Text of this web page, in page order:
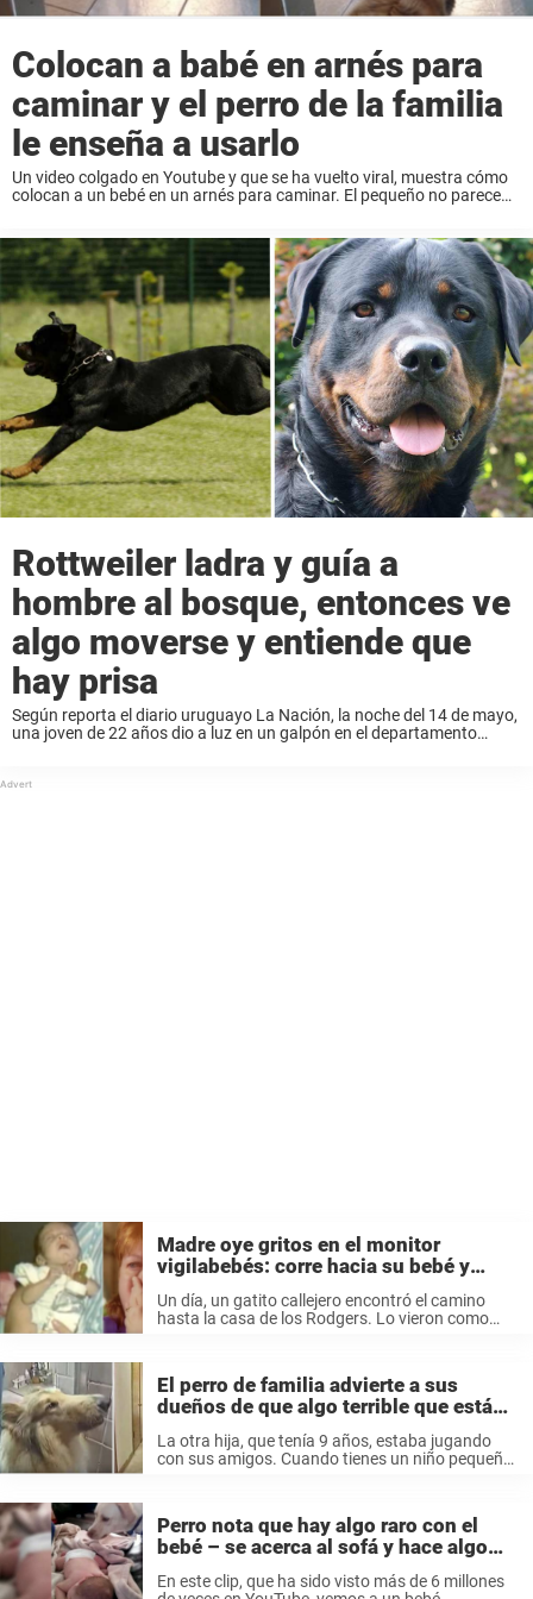
Colocan a babé en arnés para
caminar y el perro de la familia
le enseña a usarlo
Un video colgado en Youtube y que se ha vuelto viral, muestra cómo
colocan a un bebé en un arnés para caminar. El pequeño no parece
Rottweiler ladra y guía a
hombre al bosque, entonces ve
algo moverse y entiende que
hay prisa
Según reporta el diario uruguayo La Nación, la noche del 14 de mayo,
una joven de 22 años dio a luz en un galpón en el departamento
Madre oye gritos en el monitor
vigilabebés: corre hacia su bebé y
Un día, un gatito callejero encontró el camino
hasta la casa de los Rodgers. Lo vieron como
El perro de familia advierte a sus
dueños de que algo terrible que está
La otra hija, que tenía 9 años, estaba jugando
con sus amigos. Cuando tienes un niño pequeño
Perro nota que hay algo raro con el
bebé – se acerca al sofá y hace algo
En este clip, que ha sido visto más de 6 millones